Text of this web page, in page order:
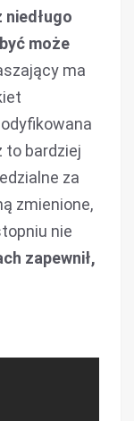
niedługo
może
ma
to bardziej
za
zmienione,
nie
zapewnił,